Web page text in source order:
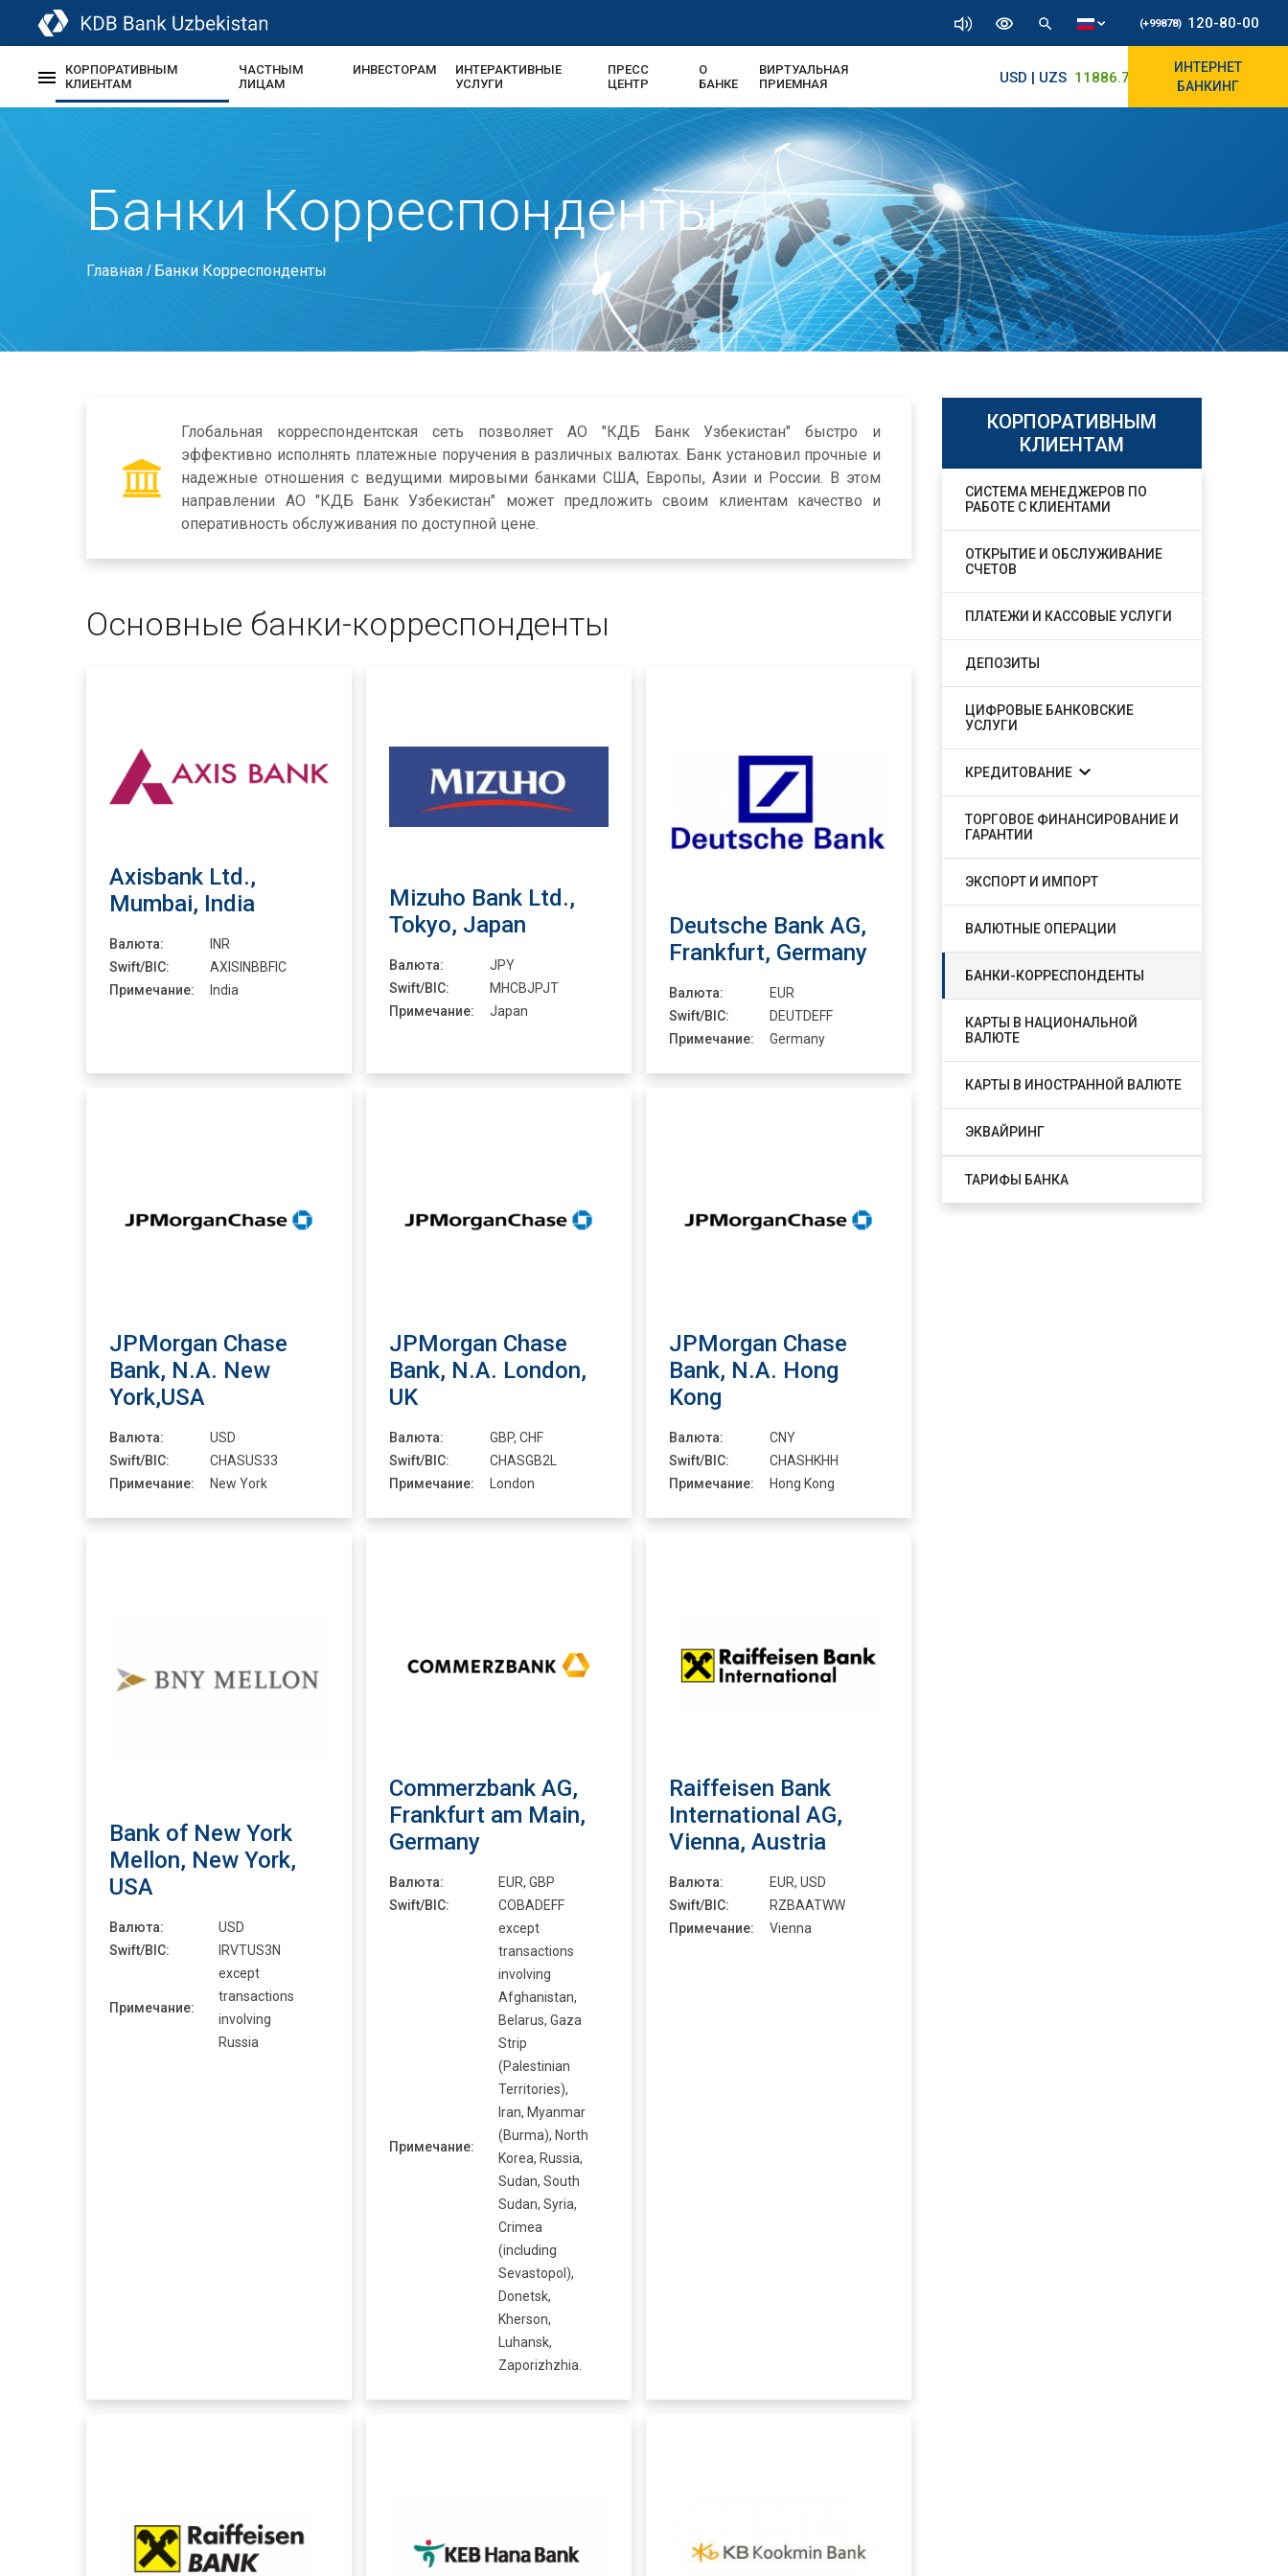
(+99878) 120-80-00
КОРПОРАТИВНЫМ
КЛИЕНТАМ
ЧАСТНЫМ
ЛИЦАМ
ИНВЕСТОРАМ
ИНТЕРАКТИВНЫЕ
УСЛУГИ
ПРЕСС
ЦЕНТР
О
БАНКЕ
ВИРТУАЛЬНАЯ
ПРИЕМНАЯ
USD | UZS 11886.72 11830/11945
ИНТЕРНЕТ
БАНКИНГ
Банки Корреспонденты
Главная / Банки Корреспонденты
Глобальная корреспондентская сеть позволяет АО "КДБ Банк Узбекистан" быстро и
эффективно исполнять платежные поручения в различных валютах. Банк установил прочные и
надежные отношения с ведущими мировыми банками США, Европы, Азии и России. В этом
направлении АО "КДБ Банк Узбекистан" может предложить своим клиентам качество и
оперативность обслуживания по доступной цене.
Основные банки-корреспонденты
Axisbank Ltd.,
Mumbai, India
Валюта:
INR
Swift/BIC:
AXISINBBFIC
Примечание:
India
Mizuho Bank Ltd.,
Tokyo, Japan
Валюта:
JPY
Swift/BIC:
MHCBJPJT
Примечание:
Japan
Deutsche Bank AG,
Frankfurt, Germany
Валюта:
EUR
Swift/BIC:
DEUTDEFF
Примечание:
Germany
JPMorgan Chase
Bank, N.A. New
York,USA
Валюта:
USD
Swift/BIC:
CHASUS33
Примечание:
New York
JPMorgan Chase
Bank, N.A. London,
UK
Валюта:
GBP, CHF
Swift/BIC:
CHASGB2L
Примечание:
London
JPMorgan Chase
Bank, N.A. Hong
Kong
Валюта:
CNY
Swift/BIC:
CHASHKHH
Примечание:
Hong Kong
Bank of New York
Mellon, New York,
USA
Валюта:
USD
Swift/BIC:
IRVTUS3N
Примечание:
except
transactions
involving
Russia
Commerzbank AG,
Frankfurt am Main,
Germany
Валюта:
EUR, GBP
Swift/BIC:
COBADEFF
Примечание:
except
transactions
involving
Afghanistan,
Belarus, Gaza
Strip
(Palestinian
Territories),
Iran, Myanmar
(Burma), North
Korea, Russia,
Sudan, South
Sudan, Syria,
Crimea
(including
Sevastopol),
Donetsk,
Kherson,
Luhansk,
Zaporizhzhia.
Raiffeisen Bank
International AG,
Vienna, Austria
Валюта:
EUR, USD
Swift/BIC:
RZBAATWW
Примечание:
Vienna
КОРПОРАТИВНЫМ
КЛИЕНТАМ
СИСТЕМА МЕНЕДЖЕРОВ ПО
РАБОТЕ С КЛИЕНТАМИ
ОТКРЫТИЕ И ОБСЛУЖИВАНИЕ
СЧЕТОВ
ПЛАТЕЖИ И КАССОВЫЕ УСЛУГИ
ДЕПОЗИТЫ
ЦИФРОВЫЕ БАНКОВСКИЕ
УСЛУГИ
КРЕДИТОВАНИЕ
ТОРГОВОЕ ФИНАНСИРОВАНИЕ И
ГАРАНТИИ
ЭКСПОРТ И ИМПОРТ
ВАЛЮТНЫЕ ОПЕРАЦИИ
БАНКИ-КОРРЕСПОНДЕНТЫ
КАРТЫ В НАЦИОНАЛЬНОЙ
ВАЛЮТЕ
КАРТЫ В ИНОСТРАННОЙ ВАЛЮТЕ
ЭКВАЙРИНГ
ТАРИФЫ БАНКА